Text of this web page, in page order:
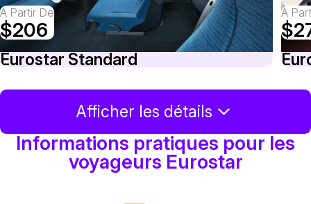
À Partir De
$206
Eurostar Standard
À
Afficher les détails
Informations pratiques pour les
voyageurs Eurostar